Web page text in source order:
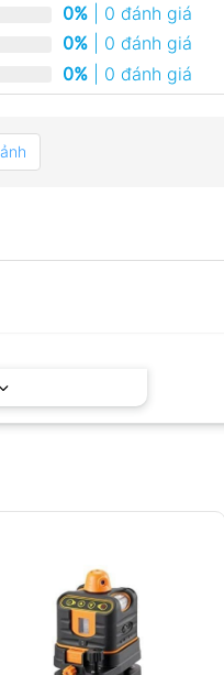
0% | 0 đánh giá
0% | 0 đánh giá
0% | 0 đánh giá